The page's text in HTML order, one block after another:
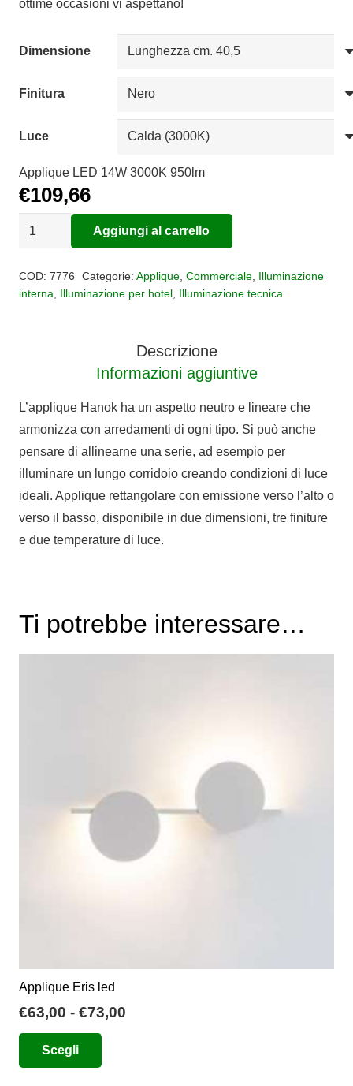
a
€158,35
ottime occasioni vi aspettano!
Dimensione
Finitura
Luce
Applique LED 14W 3000K 950lm
€109,66
Applique
quantità
Aggiungi al carrello
COD: 7776 Categorie: Applique, Commerciale, Illuminazione
interna, Illuminazione per hotel, Illuminazione tecnica
Descrizione
Informazioni aggiuntive
L’applique Hanok ha un aspetto neutro e lineare che
armonizza con arredamenti di ogni tipo. Si può anche
pensare di allinearne una serie, ad esempio per
illuminare un lungo corridoio creando condizioni di luce
ideali. Applique rettangolare con emissione verso l’alto o
verso il basso, disponibile in due dimensioni, tre finiture
e due temperature di luce.
Ti potrebbe interessare…
Applique Eris led
€63,00 - €73,00
Scegli